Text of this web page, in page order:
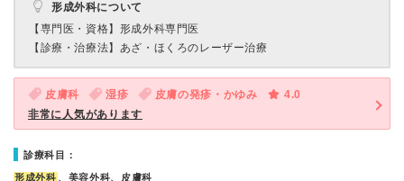
形成外科について
【専門医・資格】 形成外科専門医
【診療・治療法】 あざ・ほくろのレーザー治療
皮膚科 湿疹 皮膚の発疹・かゆみ
4.0
非常に人気があります
診療科目：
形成外科 、美容外科、皮膚科